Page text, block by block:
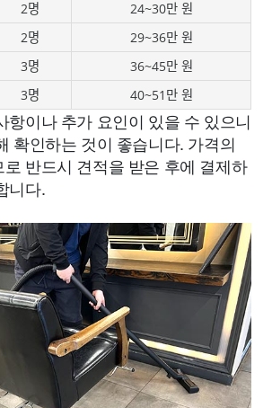
2명
24~30만 원
2명
29~36만 원
3명
36~45만 원
3명 40~51만 원
항이나 추가 요인이 있을 수 있으니
확인하는 것이 좋습니다. 가격의
반드시 견적을 받은 후에 결제하
니다.